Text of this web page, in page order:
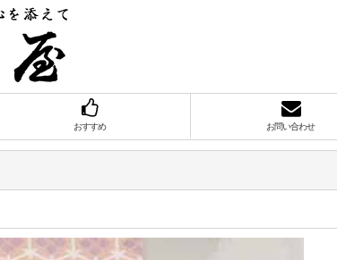
おすすめ お問い合わせ